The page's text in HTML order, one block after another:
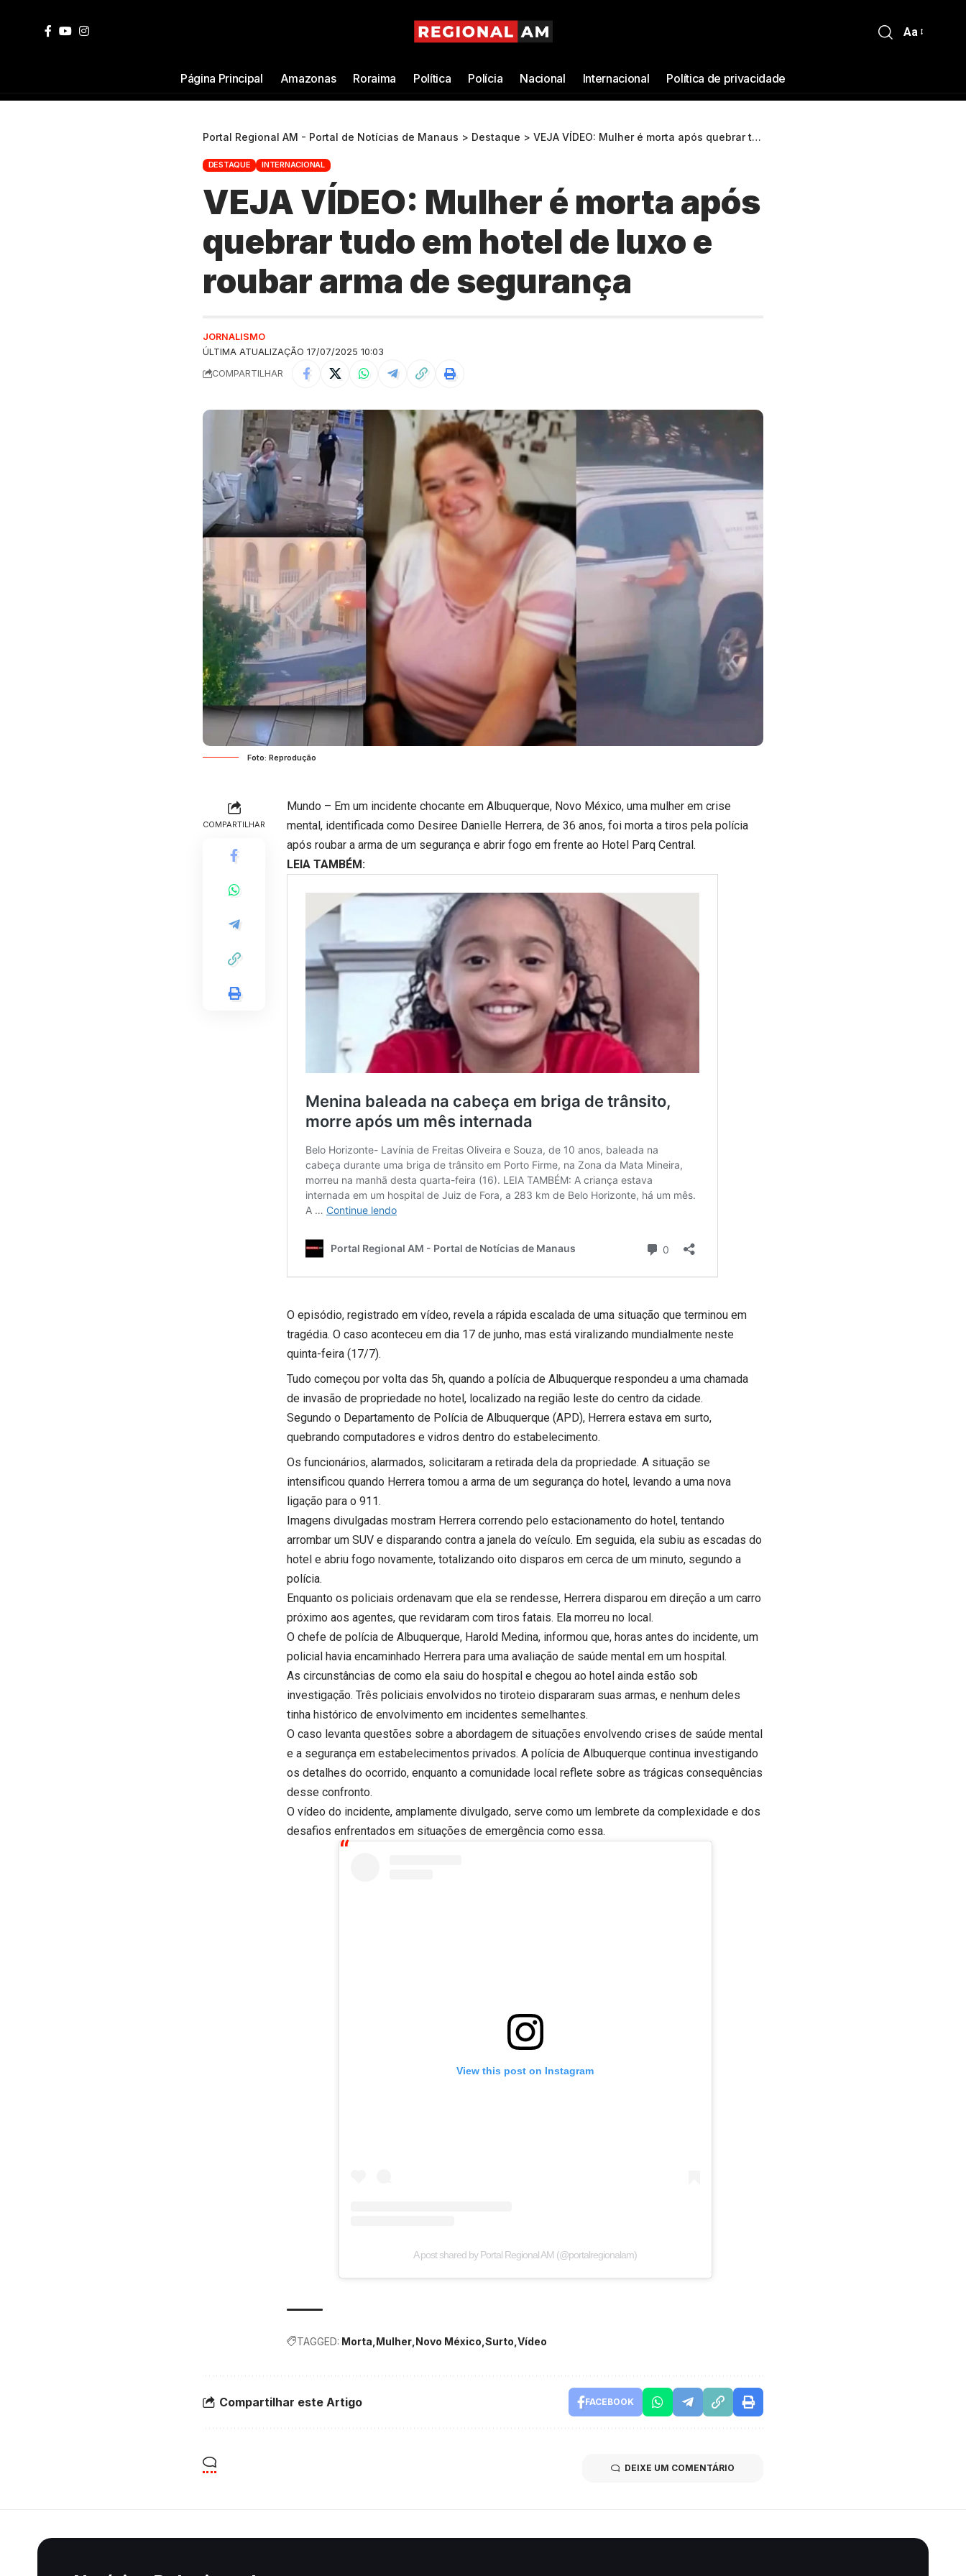
Aa
Página Principal Amazonas Roraima Política Polícia Nacional Internacional Política de privacidade
Portal Regional AM - Portal de Notícias de Manaus > Destaque > VEJA VÍDEO: Mulher é morta após quebrar tudo em hotel de luxo e roubar arma de segurança
DESTAQUE INTERNACIONAL
VEJA VÍDEO: Mulher é morta após
quebrar tudo em hotel de luxo e
roubar arma de segurança
ÚLTIMA ATUALIZAÇÃO 17/07/2025 10:03
JORNALISMO
COMPARTILHAR
Foto: Reprodução
COMPARTILHAR
Mundo – Em um incidente chocante em Albuquerque, Novo México, uma mulher em crise
mental, identificada como Desiree Danielle Herrera, de 36 anos, foi morta a tiros pela polícia
após roubar a arma de um segurança e abrir fogo em frente ao Hotel Parq Central.
LEIA TAMBÉM:
O episódio, registrado em vídeo, revela a rápida escalada de uma situação que terminou em
tragédia. O caso aconteceu em dia 17 de junho, mas está viralizando mundialmente neste
quinta-feira (17/7).
Tudo começou por volta das 5h, quando a polícia de Albuquerque respondeu a uma chamada
de invasão de propriedade no hotel, localizado na região leste do centro da cidade.
Segundo o Departamento de Polícia de Albuquerque (APD), Herrera estava em surto,
quebrando computadores e vidros dentro do estabelecimento.
Os funcionários, alarmados, solicitaram a retirada dela da propriedade. A situação se
intensificou quando Herrera tomou a arma de um segurança do hotel, levando a uma nova
ligação para o 911.
Imagens divulgadas mostram Herrera correndo pelo estacionamento do hotel, tentando
arrombar um SUV e disparando contra a janela do veículo. Em seguida, ela subiu as escadas do
hotel e abriu fogo novamente, totalizando oito disparos em cerca de um minuto, segundo a
polícia.
Enquanto os policiais ordenavam que ela se rendesse, Herrera disparou em direção a um carro
próximo aos agentes, que revidaram com tiros fatais. Ela morreu no local.
O chefe de polícia de Albuquerque, Harold Medina, informou que, horas antes do incidente, um
policial havia encaminhado Herrera para uma avaliação de saúde mental em um hospital.
As circunstâncias de como ela saiu do hospital e chegou ao hotel ainda estão sob
investigação. Três policiais envolvidos no tiroteio dispararam suas armas, e nenhum deles
tinha histórico de envolvimento em incidentes semelhantes.
O caso levanta questões sobre a abordagem de situações envolvendo crises de saúde mental
e a segurança em estabelecimentos privados. A polícia de Albuquerque continua investigando
os detalhes do ocorrido, enquanto a comunidade local reflete sobre as trágicas consequências
desse confronto.
O vídeo do incidente, amplamente divulgado, serve como um lembrete da complexidade e dos
desafios enfrentados em situações de emergência como essa.
View this post on Instagram
A post shared by Portal Regional AM (@portalregionalam)
TAGGED: Morta Mulher Novo México Surto Vídeo
Compartilhar este Artigo FACEBOOK
DEIXE UM COMENTÁRIO